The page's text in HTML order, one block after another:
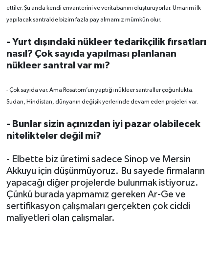
ettiler. Şu anda kendi envanterini ve veritabanını oluşturuyorlar. Umarım ilk
yapılacak santralde bizim fazla pay almamız mümkün olur.
- Yurt dışındaki nükleer tedarikçilik fırsatları
nasıl? Çok sayıda yapılması planlanan
nükleer santral var mı?
- Çok sayıda var. Ama Rosatom’un yaptığı nükleer santraller çoğunlukta.
Sudan, Hindistan, dünyanın değişik yerlerinde devam eden projeleri var.
- Bunlar sizin açınızdan iyi pazar olabilecek
nitelikteler değil mi?
- Elbette biz üretimi sadece Sinop ve Mersin
Akkuyu için düşünmüyoruz. Bu sayede firmaların
yapacağı diğer projelerde bulunmak istiyoruz.
Çünkü burada yapmamız gereken Ar-Ge ve
sertifikasyon çalışmaları gerçekten çok ciddi
maliyetleri olan çalışmalar.